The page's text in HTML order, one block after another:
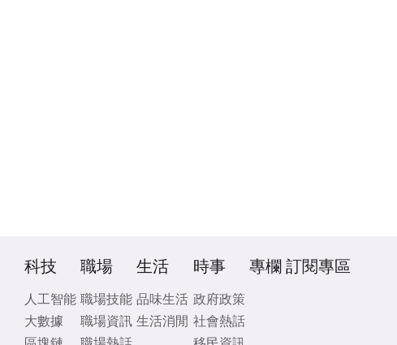
科技
人工智能
大數據
職場
職場技能
職場資訊
生活
品味生活
生活消閒
時事
政府政策
社會熱話
專欄 訂閱專區